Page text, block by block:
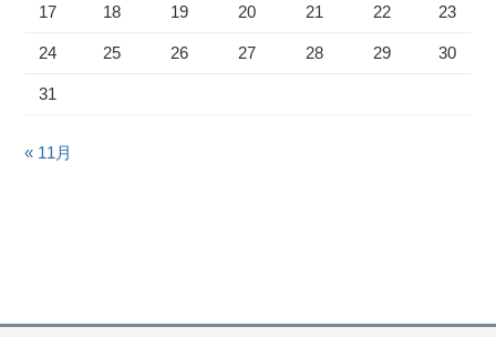
17 18 19 20 21 22 23
24 25 26 27 28 29 30
31
« 11月